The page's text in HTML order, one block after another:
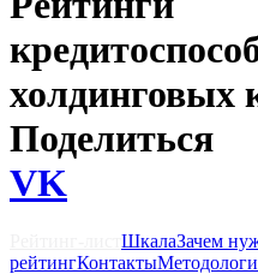
холдинговых
Поделиться
VK
ШкалаЗачем
рейтингКонтакты